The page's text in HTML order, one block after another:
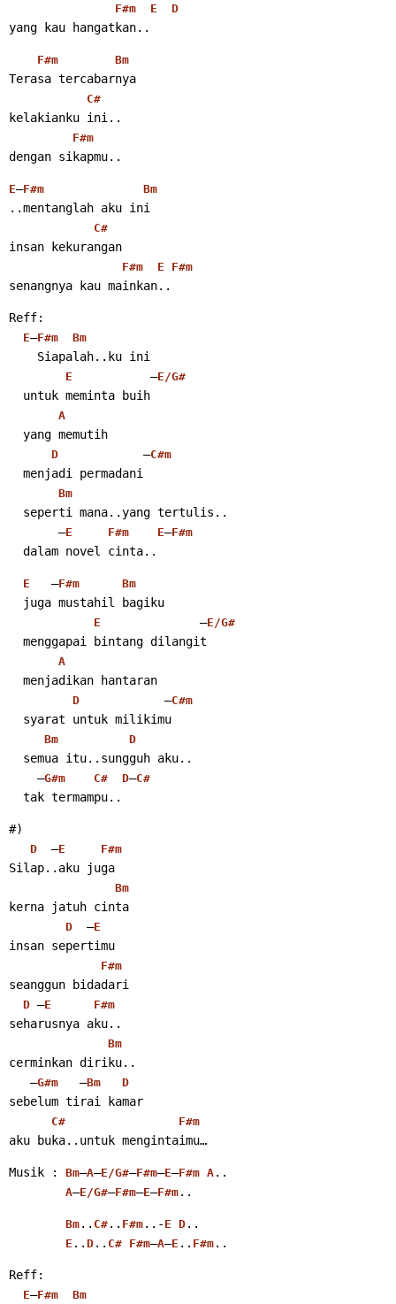
F#m E D
yang kau hangatkan..
F#m Bm
Terasa tercabarnya
C#
kelakianku ini..
F#m
dengan sikapmu..
E–F#m Bm
..mentanglah aku ini
C#
insan kekurangan
F#m E F#m
senangnya kau mainkan..
Reff:
E–F#m Bm
    Siapalah..ku ini
E
           –
E/G#
  untuk meminta buih
A
  yang memutih
D
            –
C#m
  menjadi permadani
Bm
  seperti mana..yang tertulis..
       –
E F#m E–F#m
  dalam novel cinta..
E
   –
F#m Bm
  juga mustahil bagiku
E
              –
E/G#
  menggapai bintang dilangit
A
  menjadikan hantaran
D
            –
C#m
  syarat untuk milikimu
Bm D
  semua itu..sungguh aku..
    –
G#m C# D–C#
  tak termampu..
#)
D
  –
E F#m
Silap..aku juga
Bm
kerna jatuh cinta
D
  –
E
insan sepertimu
F#m
seanggun bidadari
D –E F#m
seharusnya aku..
Bm
cerminkan diriku..
   –
G#m
   –
Bm D
sebelum tirai kamar
C# F#m
aku buka..untuk mengintaimu…
Musik : Bm–A–E/G#–F#m–E–F#m A ..
A–E/G#–F#m–E–F#m ..
Bm .. C# .. F#m ..- E D ..
E .. D .. C# F#m–A–E .. F#m ..
Reff:
E–F#m Bm